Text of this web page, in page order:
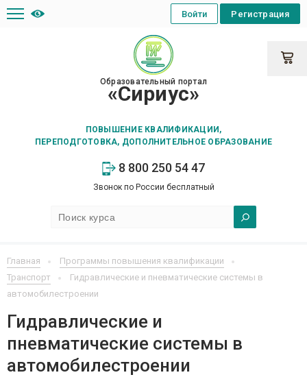
Образовательный портал
«Сириус»
ПОВЫШЕНИЕ КВАЛИФИКАЦИИ,
ПЕРЕПОДГОТОВКА, ДОПОЛНИТЕЛЬНОЕ ОБРАЗОВАНИЕ
8 800 250 54 47
Звонок по России бесплатный
Регистрация
Войти
Главная
Программы повышения квалификации
Транспорт
Гидравлические и пневматические системы в
автомобилестроении
Гидравлические и
пневматические системы в
автомобилестроении